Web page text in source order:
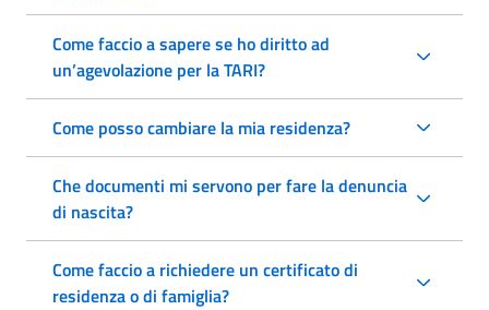
Come faccio a sapere se ho diritto ad
un’agevolazione per la TARI?
Come posso cambiare la mia residenza?
Che documenti mi servono per fare la denuncia
di nascita?
Come faccio a richiedere un certificato di
residenza o di famiglia?